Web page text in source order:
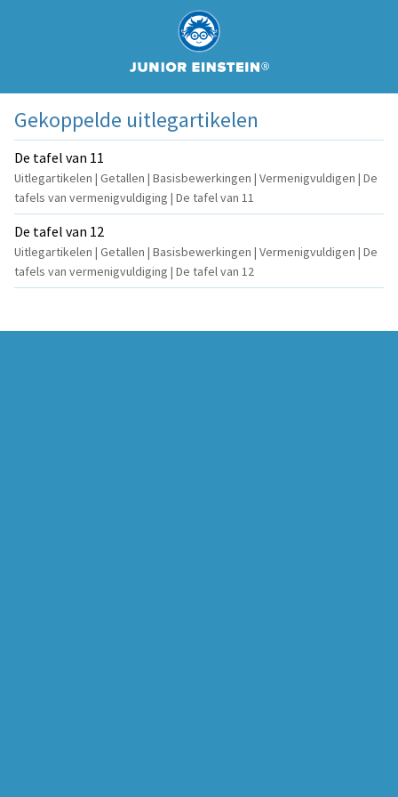
Gekoppelde uitlegartikelen
De tafel van 11
Uitlegartikelen | Getallen | Basisbewerkingen | Vermenigvuldigen | De
tafels van vermenigvuldiging | De tafel van 11
De tafel van 12
Uitlegartikelen | Getallen | Basisbewerkingen | Vermenigvuldigen | De
tafels van vermenigvuldiging | De tafel van 12